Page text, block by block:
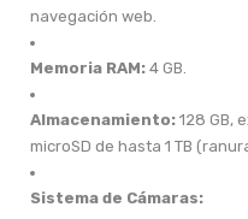
navegación web.
Memoria RAM: 4 GB.
Almacenamiento: 128 GB,
microSD de hasta 1 TB
Sistema de Cámaras: